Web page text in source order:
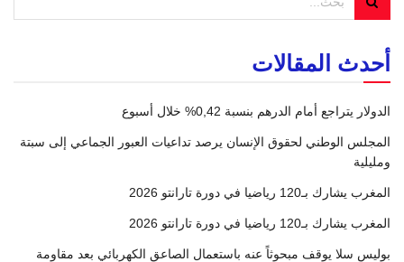
أحدث المقالات
الدولار يتراجع أمام الدرهم بنسبة 0,42% خلال أسبوع
المجلس الوطني لحقوق الإنسان يرصد تداعيات العبور الجماعي إلى سبتة
ومليلية
المغرب يشارك بـ120 رياضيا في دورة تارانتو 2026
المغرب يشارك بـ120 رياضيا في دورة تارانتو 2026
بوليس سلا يوقف مبحوثاً عنه باستعمال الصاعق الكهربائي بعد مقاومة